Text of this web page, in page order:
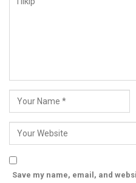
Save my name, email, and